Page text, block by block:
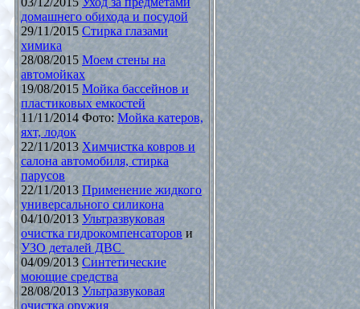
домашнего обихода и посудой
29/11/2015 Стирка глазами
химика
28/08/2015 Моем стены на
автомойках
19/08/2015 Мойка бассейнов и
пластиковых емкостей
11/11/2014 Фото: Мойка катеров,
яхт, лодок
22/11/2013 Химчистка ковров и
салона автомобиля, стирка
парусов
22/11/2013 Применение жидкого
универсального силикона
04/10/2013 Ультразвуковая
очистка гидрокомпенсаторов и
УЗО деталей ДВС
04/09/2013 Синтетические
моющие средства
28/08/2013 Ультразвуковая
очистка оружия